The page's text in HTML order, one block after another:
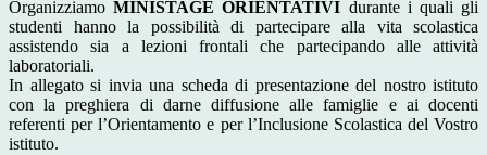
Organizziamo MINISTAGE ORIENTATIVI durante i quali gli
studenti hanno la possibilità di partecipare alla vita scolastica
assistendo sia a lezioni frontali che partecipando alle attività
laboratoriali.
In allegato si invia una scheda di presentazione del nostro istituto
con la preghiera di darne diffusione alle famiglie e ai docenti
referenti per l’Orientamento e per l’Inclusione Scolastica del Vostro
istituto.